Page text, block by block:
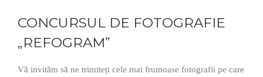
CONCURSUL DE FOTOGRAFIE
„REFOGRAM”
Vă invităm să ne trimiteți cele mai frumoase fotografii pe care